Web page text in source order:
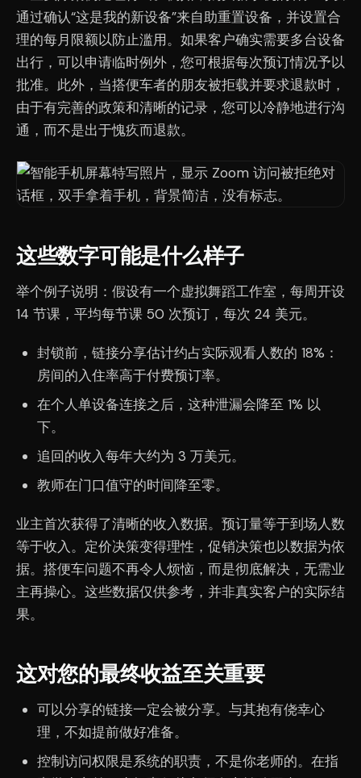
通过确认“这是我的新设备”来自助重置设备，并设置合
理的每月限额以防止滥用。如果客户确实需要多台设备
出行，可以申请临时例外，您可根据每次预订情况予以
批准。此外，当搭便车者的朋友被拒载并要求退款时，
由于有完善的政策和清晰的记录，您可以冷静地进行沟
通，而不是出于愧疚而退款。
这些数字可能是什么样子
举个例子说明：假设有一个虚拟舞蹈工作室，每周开设
14 节课，平均每节课 50 次预订，每次 24 美元。
封锁前，链接分享估计约占实际观看人数的 18%：
房间的入住率高于付费预订率。
在个人单设备连接之后，这种泄漏会降至 1% 以
下。
追回的收入每年大约为 3 万美元。
教师在门口值守的时间降至零。
业主首次获得了清晰的收入数据。预订量等于到场人数
等于收入。定价决策变得理性，促销决策也以数据为依
据。搭便车问题不再令人烦恼，而是彻底解决，无需业
主再操心。这些数据仅供参考，并非真实客户的实际结
果。
这对您的最终收益至关重要
可以分享的链接一定会被分享。与其抱有侥幸心
理，不如提前做好准备。
控制访问权限是系统的职责，不是你老师的。在指